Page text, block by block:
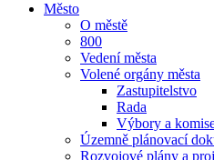
Město
O městě
800
Vedení města
Volené orgány města
Zastupitelstvo
Rada
Výbory a
Územně plánovací
Rozvojové plány a